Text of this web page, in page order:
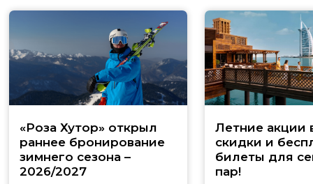
«Роза Хутор» открыл
раннее бронирование
зимнего сезона –
2026/2027
Летние акции
скидки и
билеты для
пар!